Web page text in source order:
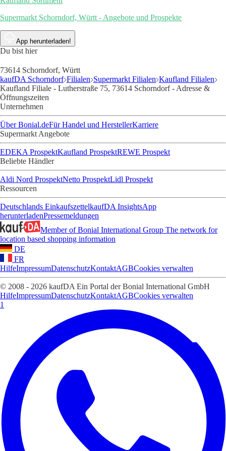
Supermarkt Schorndorf, Württ - Angebote und Prospekte
App herunterladen!
Du bist hier
73614 Schorndorf, Württ
kaufDA Schorndorf Filialen Supermarkt Filialen Kaufland Filialen
Kaufland Filiale - Lutherstraße 75, 73614 Schorndorf - Adresse &
Öffnungszeiten
Unternehmen
Über Bonial.deFür Handel und HerstellerKarriere
Supermarkt Angebote
EDEKA ProspektKaufland ProspektREWE Prospekt
Beliebte Händler
Aldi Nord ProspektNetto ProspektLidl Prospekt
Ressourcen
Deutschlands EinkaufszettelkaufDA InsightsApp
herunterladenPressemeldungen
Member of Bonial International Group The network for
location based shopping information
DE
FR
HilfeImpressumDatenschutzKontaktAGBCookies verwalten
© 2008 - 2026 kaufDA Ein Portal der Bonial International GmbH
HilfeImpressumDatenschutzKontaktAGBCookies verwalten
1